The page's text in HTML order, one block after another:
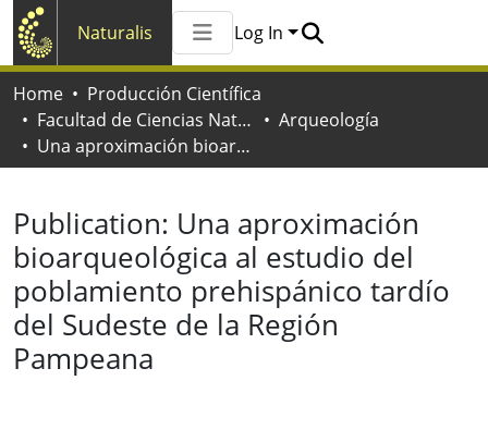
Naturalis
All of Naturalis
Log In
Home
Producción Científica
Facultad de Ciencias Naturales y Museo
Arqueología
Una aproximación bioarqueológica al estudio del poblamiento prehispánico tardío del Sudeste de la Región Pampeana
Publication: Una aproximación
bioarqueológica al estudio del
poblamiento prehispánico tardío
del Sudeste de la Región
Pampeana